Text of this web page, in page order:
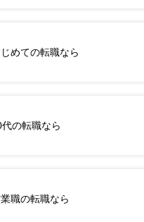
めての転職なら
代の転職なら
職の転職なら